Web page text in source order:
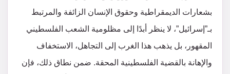
بشعارات الديمقراطية وحقوق الإنسان الزائفة والمرتبط
بـ”إسرائيل”، لا ينظر أبدًا إلى مظلومية الشعب الفلسطيني
المقهور، بل يذهب هذا الغرب إلى التجاهل، الاستخفاف
والإهانة بالقضية الفلسطينية المحقة. ضمن نطاق ذلك، فإن